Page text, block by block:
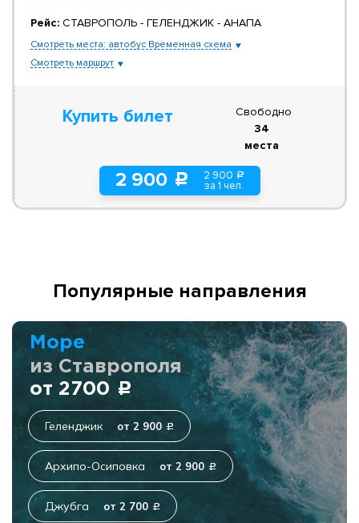
Рейс: СТАВРОПОЛЬ - ГЕЛЕНДЖИК - АНАПА
Смотреть места: автобус Временная схема
Смотреть маршрут
Купить билет
2 900 c 2 900 a
за 1 чел.
Свободно
34
места
Популярные направления
Море
из Ставрополя
от 2700 c
Геленджик от 2 900 c
Архипо-Осиповка от 2 900 c
Джубга от 2 700 c